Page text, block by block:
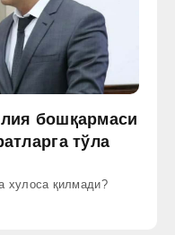
бошқармаси
тўла
хулоса қилмади?